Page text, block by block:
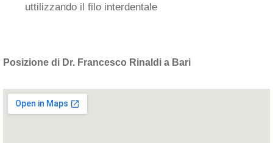
uttilizzando il filo interdentale
Posizione di Dr. Francesco Rinaldi a Bari